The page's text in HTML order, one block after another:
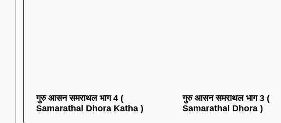
गुरु आसन समराथल भाग 4 (
Samarathal Dhora Katha )
गुरु आसन समराथल भाग 3 (
Samarathal Dhora )